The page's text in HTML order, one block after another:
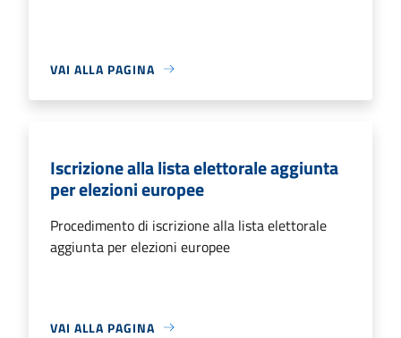
VAI ALLA PAGINA
Iscrizione alla lista elettorale aggiunta
per elezioni europee
Procedimento di iscrizione alla lista elettorale
aggiunta per elezioni europee
VAI ALLA PAGINA